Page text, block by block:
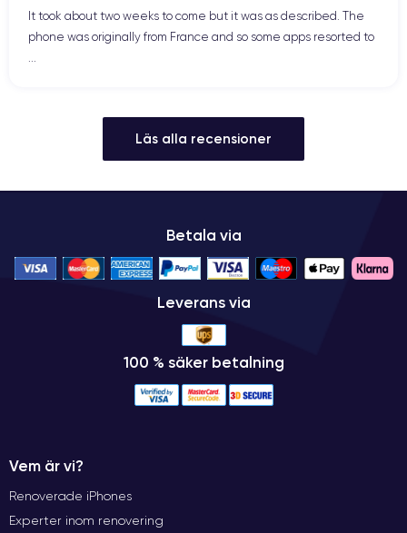
It took about two weeks to come but it was as described. The
phone was originally from France and so some apps resorted to
Läs alla recensioner
Betala via
Leverans via
100 % säker betalning
Vem är vi?
Renoverade iPhones
Experter inom renovering